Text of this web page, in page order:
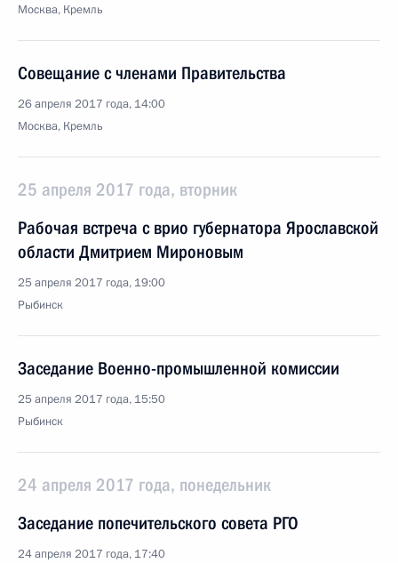
Москва, Кремль
Совещание с членами Правительства
26 апреля 2017 года, 14:00
Москва, Кремль
25 апреля 2017 года, вторник
Рабочая встреча с врио губернатора Ярославской
области Дмитрием Мироновым
25 апреля 2017 года, 19:00
Рыбинск
Заседание Военно-промышленной комиссии
25 апреля 2017 года, 15:50
Рыбинск
24 апреля 2017 года, понедельник
Заседание попечительского совета РГО
24 апреля 2017 года, 17:40